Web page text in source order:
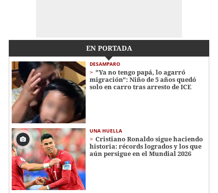
EN PORTADA
DESAMPARO
"Ya no tengo papá, lo agarró
migración": Niño de 5 años quedó
solo en carro tras arresto de ICE
UNA HUELLA
Cristiano Ronaldo sigue haciendo
historia: récords logrados y los que
aún persigue en el Mundial 2026